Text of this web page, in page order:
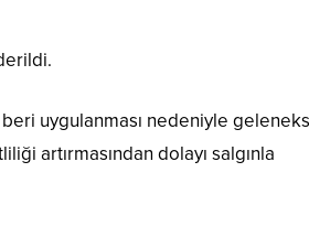
uygulanması nedeniyle
artırmasından dolayı salgınla